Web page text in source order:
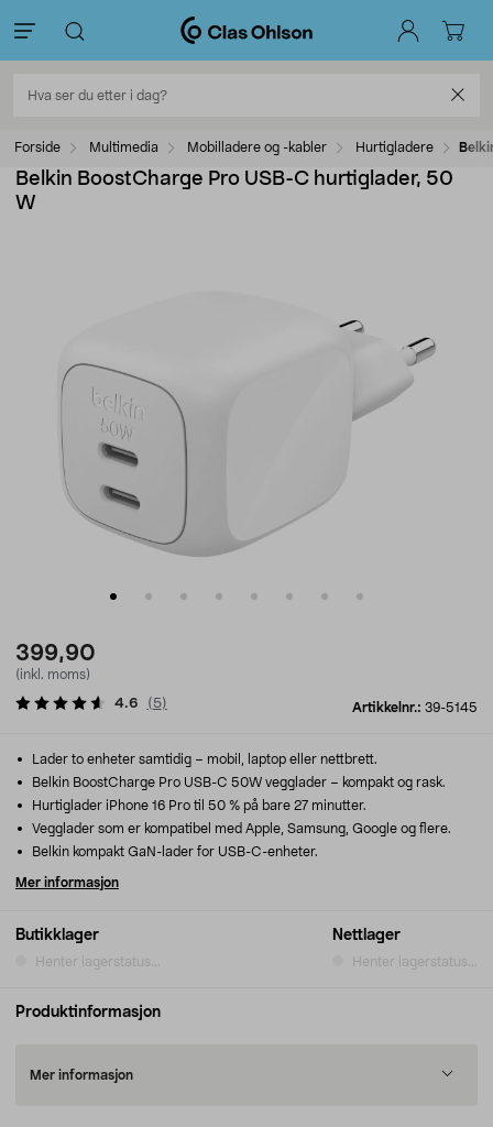
Forside Multimedia Mobilladere og -kabler Hurtigladere
Belkin BoostCharge Pro USB-C hurtiglader, 50
W
399,90
(inkl. moms)
Artikkelnr.: 39-5145
4.6 ( 5)
Butikklager
Henter lagerstatus...
Nettlager
Henter lagerstatus...
Lader to enheter samtidig – mobil, laptop eller nettbrett.
Belkin BoostCharge Pro USB-C 50W vegglader – kompakt og rask.
Hurtiglader iPhone 16 Pro til 50 % på bare 27 minutter.
Vegglader som er kompatibel med Apple, Samsung, Google og flere.
Belkin kompakt GaN-lader for USB-C-enheter.
Mer informasjon
Produktinformasjon
Mer informasjon